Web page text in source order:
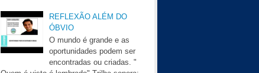
REFLEXÃO ALÉM DO
ÓBVIO
O mundo é grande e as
oportunidades podem ser
encontradas ou criadas. "